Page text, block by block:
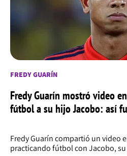
FREDY GUARÍN
Fredy Guarín mostró video
fútbol a su hijo Jacobo: así
Fredy Guarín compartió un video
practicando fútbol con Jacobo,